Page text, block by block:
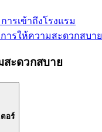
การเข้าถึงโรงแรม
การให้ความสะดวกสบาย
สะดวกสบาย
อร์